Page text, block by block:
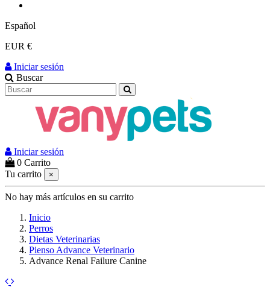
Español
EUR €
Iniciar sesión
Buscar
Iniciar sesión
0 Carrito
Tu carrito
×
No hay más artículos en su carrito
Inicio
Perros
Dietas Veterinarias
Pienso Advance Veterinario
Advance Renal Failure Canine